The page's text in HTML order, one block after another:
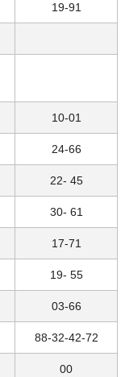
19-91
10-01
24-66
22- 45
30- 61
17-71
19- 55
03-66
88-32-42-72
00